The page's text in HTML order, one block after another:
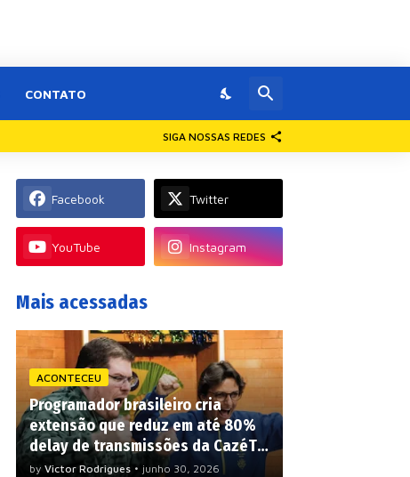
CONTATO
SIGA NOSSAS REDES
Facebook Twitter
YouTube Instagram
Mais acessadas
ACONTECEU
Programador brasileiro cria
extensão que reduz em até 80%
delay de transmissões da CazéTV;
veja como usar
by Victor Rodrigues • junho 30, 2026